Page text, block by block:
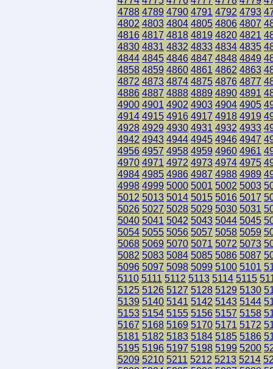
4788 4789 4790 4791 4792 4793
4802 4803 4804 4805 4806 4807
4816 4817 4818 4819 4820 4821
4830 4831 4832 4833 4834 4835
4844 4845 4846 4847 4848 4849
4858 4859 4860 4861 4862 4863
4872 4873 4874 4875 4876 4877
4886 4887 4888 4889 4890 4891
4900 4901 4902 4903 4904 4905
4914 4915 4916 4917 4918 4919
4928 4929 4930 4931 4932 4933
4942 4943 4944 4945 4946 4947
4956 4957 4958 4959 4960 4961
4970 4971 4972 4973 4974 4975
4984 4985 4986 4987 4988 4989
4998 4999 5000 5001 5002 5003
5012 5013 5014 5015 5016 5017
5026 5027 5028 5029 5030 5031
5040 5041 5042 5043 5044 5045
5054 5055 5056 5057 5058 5059
5068 5069 5070 5071 5072 5073
5082 5083 5084 5085 5086 5087
5096 5097 5098 5099 5100 5101
5110 5111 5112 5113 5114 5115
5125 5126 5127 5128 5129 5130
5139 5140 5141 5142 5143 5144
5153 5154 5155 5156 5157 5158
5167 5168 5169 5170 5171 5172
5181 5182 5183 5184 5185 5186
5195 5196 5197 5198 5199 5200
5209 5210 5211 5212 5213 5214